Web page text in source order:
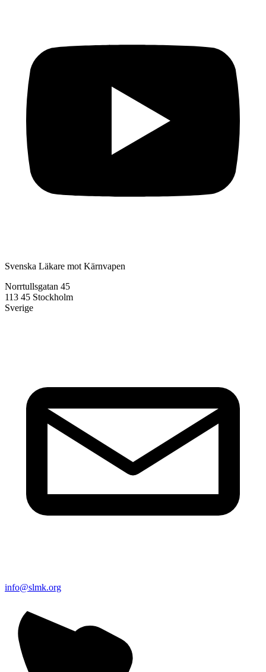
Svenska Läkare mot Kärnvapen
Norrtullsgatan 45
113 45 Stockholm
Sverige
info@slmk.org